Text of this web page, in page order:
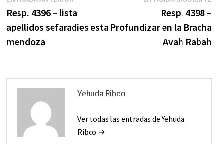
de
entradas
anterior:
Resp. 4396 – lista
apellidos sefaradies esta
mendoza
Resp. 4398 –
Profundizar en la Bracha
Avah Rabah
Yehuda Ribco
Ver todas las entradas de Yehuda
Ribco →